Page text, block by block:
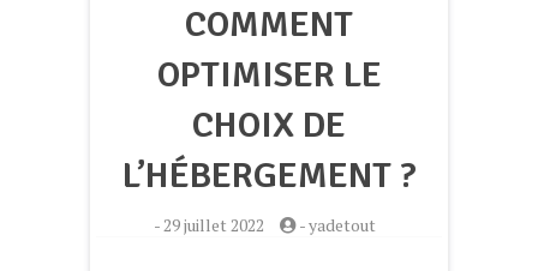
COMMENT
OPTIMISER LE
CHOIX DE
L’HÉBERGEMENT ?
- 29 juillet 2022 -yadetout